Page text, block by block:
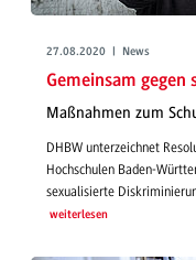
27.08.2020 | News
Gemeinsam gegen
Maßnahmen zum
DHBW unterzeichnet
Hochschulen Baden-
sexualisierte
weiterlesen